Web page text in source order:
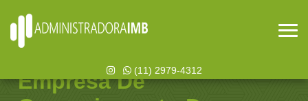
(11) 2979-4312
Empresa De